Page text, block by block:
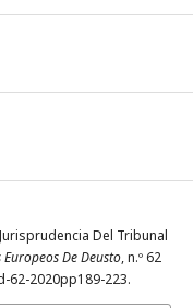
Del Tribunal
De Deusto, n.º 62
62-2020pp189-223.